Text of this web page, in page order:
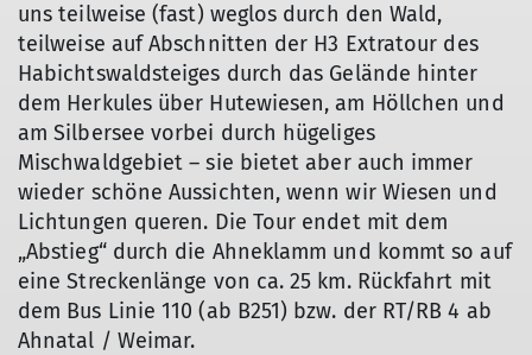
uns teilweise (fast) weglos durch den Wald,
teilweise auf Abschnitten der H3 Extratour des
Habichtswaldsteiges durch das Gelände hinter
dem Herkules über Hutewiesen, am Höllchen und
am Silbersee vorbei durch hügeliges
Mischwaldgebiet – sie bietet aber auch immer
wieder schöne Aussichten, wenn wir Wiesen und
Lichtungen queren. Die Tour endet mit dem
„Abstieg“ durch die Ahneklamm und kommt so auf
eine Streckenlänge von ca. 25 km. Rückfahrt mit
dem Bus Linie 110 (ab B251) bzw. der RT/RB 4 ab
Ahnatal / Weimar.